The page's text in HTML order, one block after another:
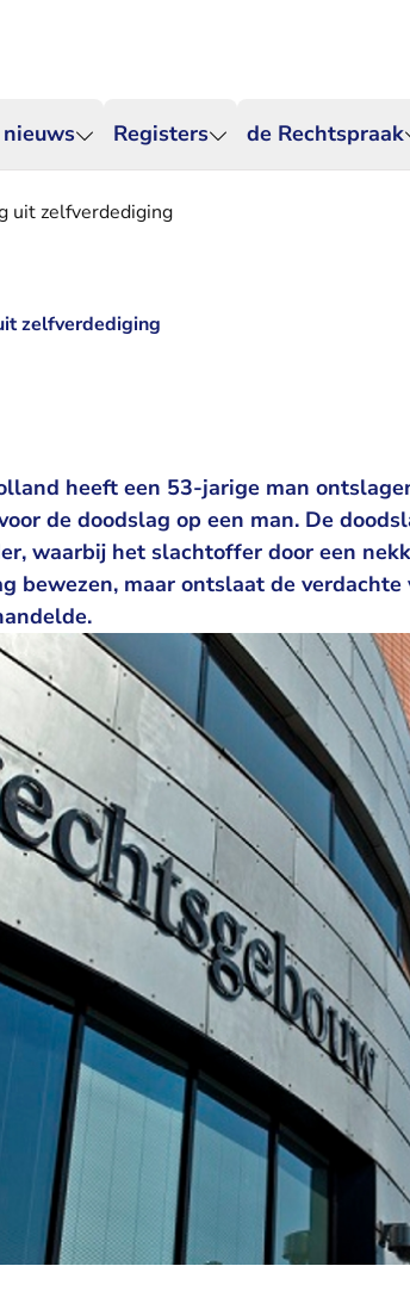
Registers de Rechtspraak
uit zelfverdediging
zelfverdediging
heeft een 53-jarige man
de doodslag op een man. De
waarbij het slachtoffer door een
bewezen, maar ontslaat de